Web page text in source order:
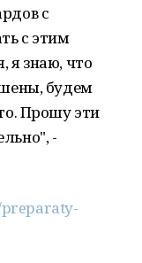
с
с этим
я знаю, что
будем
Прошу эти
-